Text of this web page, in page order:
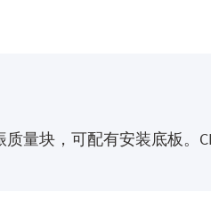
量块，可配有安装底板。